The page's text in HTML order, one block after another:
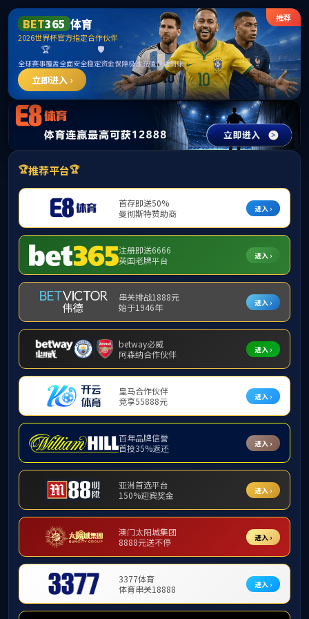
中国·3044永利集团(股
份)有限公司-官方网站
首页
全部分类
武汉光谷育桐教育发展有限公司
2018年10月17日